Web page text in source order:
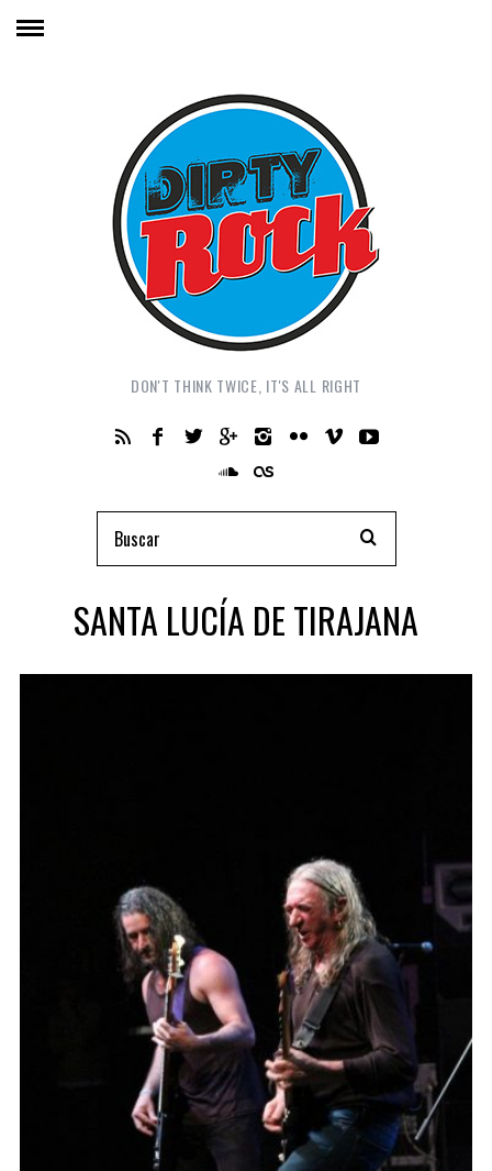
DON'T THINK TWICE, IT'S ALL RIGHT
SANTA LUCÍA DE TIRAJANA